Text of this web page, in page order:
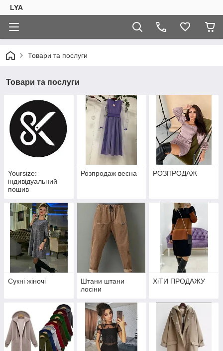
LYA
Товари та послуги
Товари та послуги
Yoursize:
індивідуальний
пошив
Розпродаж весна РОЗПРОДАЖ
Сукні жіночі
Штани штани
лосіни
ХіТИ ПРОДАЖУ